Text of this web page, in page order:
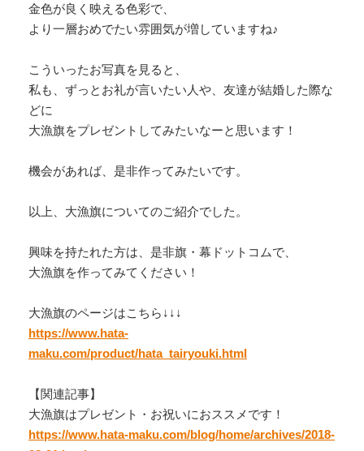
金色が良く映える色彩で、
より一層おめでたい雰囲気が増していますね♪
こういったお写真を見ると、
私も、ずっとお礼が言いたい人や、友達が結婚した際な
どに
大漁旗をプレゼントしてみたいなーと思います！
機会があれば、是非作ってみたいです。
以上、大漁旗についてのご紹介でした。
興味を持たれた方は、是非旗・幕ドットコムで、
大漁旗を作ってみてください！
大漁旗のページはこちら↓↓↓
https://www.hata-
maku.com/product/hata_tairyouki.html
【関連記事】
大漁旗はプレゼント・お祝いにおススメです！
https://www.hata-maku.com/blog/home/archives/2018-